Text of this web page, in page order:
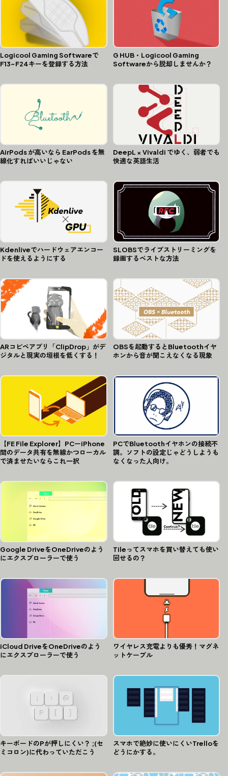
Logicool Gaming Softwareで
F13~F24キーを登録する方法
G HUB・Logicool Gaming
Softwareから脱却しませんか？
AirPods が高いなら EarPods を無
線化すればいいじゃない
DeepL × Vivaldi でゆく、弱者でも
快適な英語生活
Kdenliveでハードウェアエンコー
ドを使えるようにする
SLOBSでライブストリーミングを
録画するベストな方法
ARコピペアプリ「ClipDrop」がデ
ジタルと現実の垣根を低くする！
OBSを起動するとBluetoothイヤ
ホンから音が聞こえなくなる現象
【FE File Explorer】PCーiPhone
間のデータ共有を無線かつローカル
で済ませたいならこれ一択
PCでBluetoothイヤホンの接続不
調。ソフトの設定じゃどうしようも
なくなった人向け。
Google DriveをOneDriveのよう
にエクスプローラーで使う
Tileってスマホを買い替えても使い
回せるの？
iCloud DriveをOneDriveのよう
にエクスプローラーで使う
ワイヤレス充電よりも優秀！マグネ
ットケーブル
キーボードのPが押しにくい？ ;(セ
ミコロン)に代わっていただこう
スマホで絶妙に使いにくいTrelloを
どうにかする。